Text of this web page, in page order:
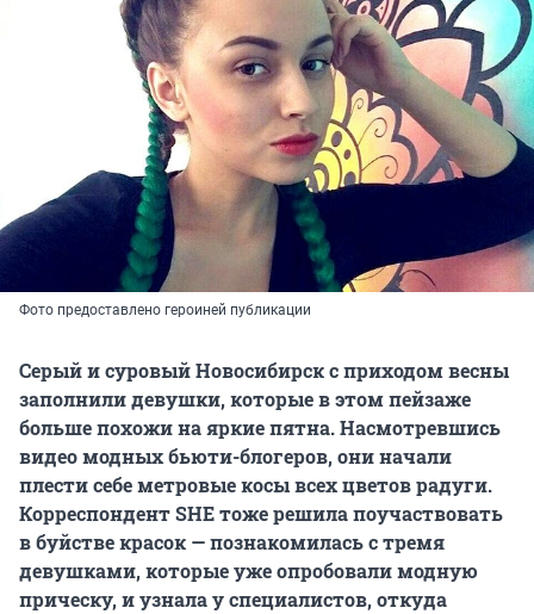
Фото предоставлено героиней публикации
Серый и суровый Новосибирск с приходом весны
заполнили девушки, которые в этом пейзаже
больше похожи на яркие пятна. Насмотревшись
видео модных бьюти-блогеров, они начали
плести себе метровые косы всех цветов радуги.
Корреспондент SHE тоже решила поучаствовать
в буйстве красок — познакомилась с тремя
девушками, которые уже опробовали модную
прическу, и узнала у специалистов, откуда